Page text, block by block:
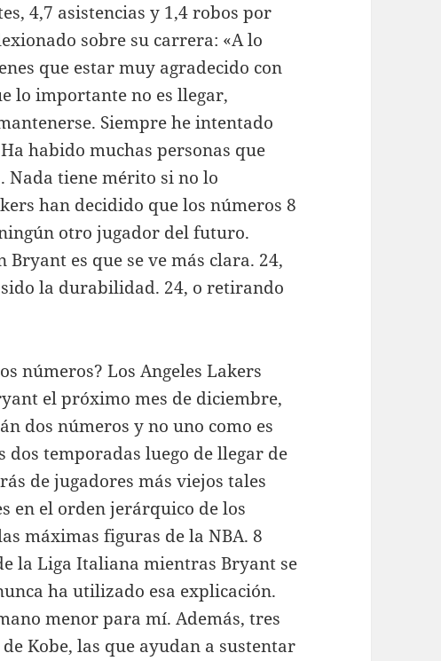
4,7 asistencias y 1,4 robos por
sobre su carrera: «A lo
que estar muy agradecido con
lo importante no es llegar,
Siempre he intentado
habido muchas personas que
tiene mérito si no lo
han decidido que los números 8
otro jugador del futuro.
es que se ve más clara. 24,
la durabilidad. 24, o retirando
números? Los Angeles Lakers
el próximo mes de diciembre,
dos números y no uno como es
temporadas luego de llegar de
de jugadores más viejos tales
en el orden jerárquico de los
máximas figuras de la NBA. 8
la Liga Italiana mientras Bryant se
ha utilizado esa explicación.
menor para mí. Además, tres
Kobe, las que ayudan a sustentar